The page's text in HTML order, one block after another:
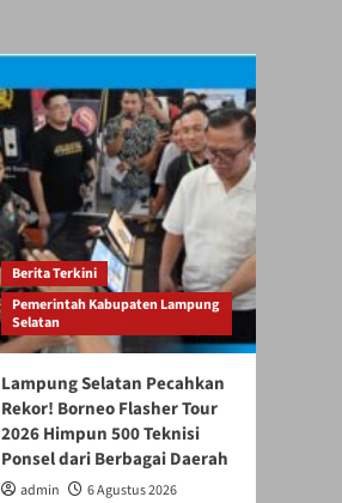
Berita Terkini
Pemerintah Kabupaten Lampung
Selatan
Lampung Selatan Pecahkan
Rekor! Borneo Flasher Tour
2026 Himpun 500 Teknisi
Ponsel dari Berbagai Daerah
admin 6 Agustus 2026